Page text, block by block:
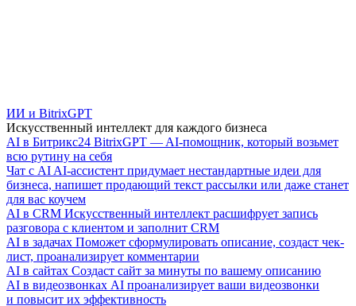
ИИ и BitrixGPT
Искусственный интеллект для каждого бизнеса
AI в Битрикс24 BitrixGPT — AI-помощник, который возьмет
всю рутину на себя
Чат с AI AI-ассистент придумает нестандартные идеи для
бизнеса, напишет продающий текст рассылки или даже станет
для вас коучем
AI в CRM Искусственный интеллект расшифрует запись
разговора с клиентом и заполнит CRM
AI в задачах Поможет сформулировать описание, создаст чек-
лист, проанализирует комментарии
AI в сайтах Создаст сайт за минуты по вашему описанию
AI в видеозвонках AI проанализирует ваши видеозвонки
и повысит их эффективность